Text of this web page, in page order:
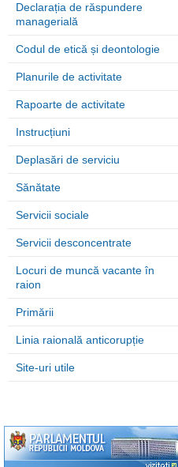
Declarația de răspundere
managerială
Codul de etică și deontologie
Planurile de activitate
Rapoarte de activitate
Instrucțiuni
Deplasări de serviciu
Sănătate
Servicii sociale
Servicii desconcentrate
Locuri de muncă vacante în
raion
Primării
Linia raională anticorupție
Site-uri utile